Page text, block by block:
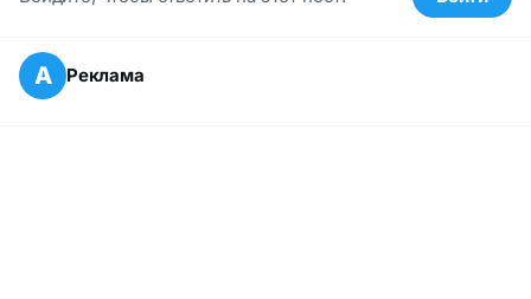
А Реклама